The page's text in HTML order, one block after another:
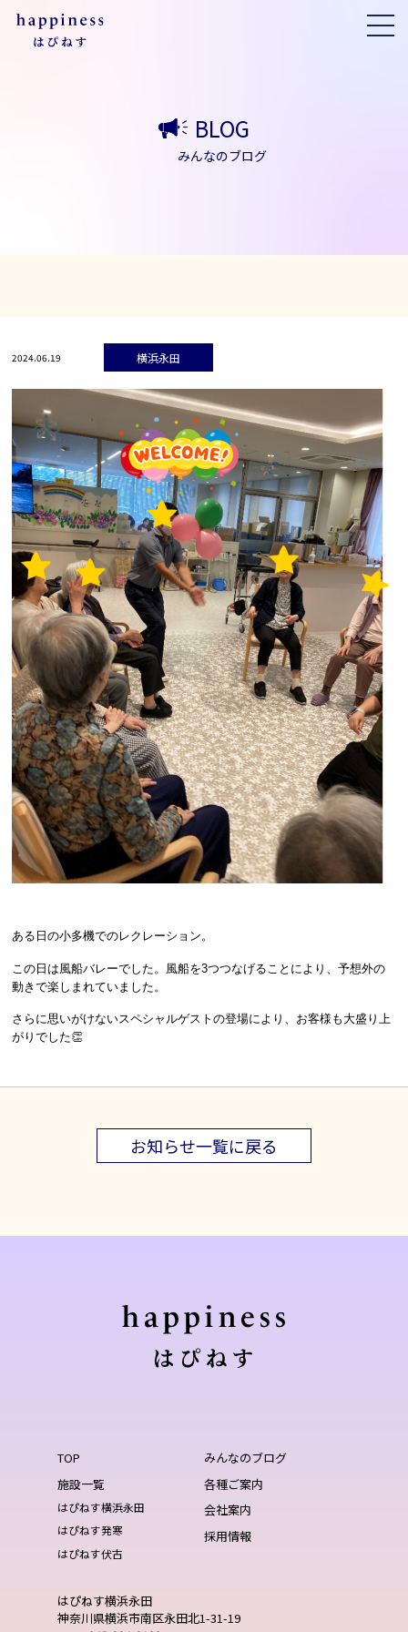
BLOG
みんなのブログ
2024.06.19 横浜永田
ある日の小多機でのレクレーション。
この日は風船バレーでした。風船を3つつなげることにより、予想外の
動きで楽しまれていました。
さらに思いがけないスペシャルゲストの登場により、お客様も大盛り上
がりでした👏
お知らせ一覧に戻る
TOP
みんなのブログ
施設一覧
はぴねす横浜永田
はぴねす発寒
はぴねす伏古
各種ご案内
会社案内
採用情報
はぴねす横浜永田
神奈川県横浜市南区永田北1-31-19